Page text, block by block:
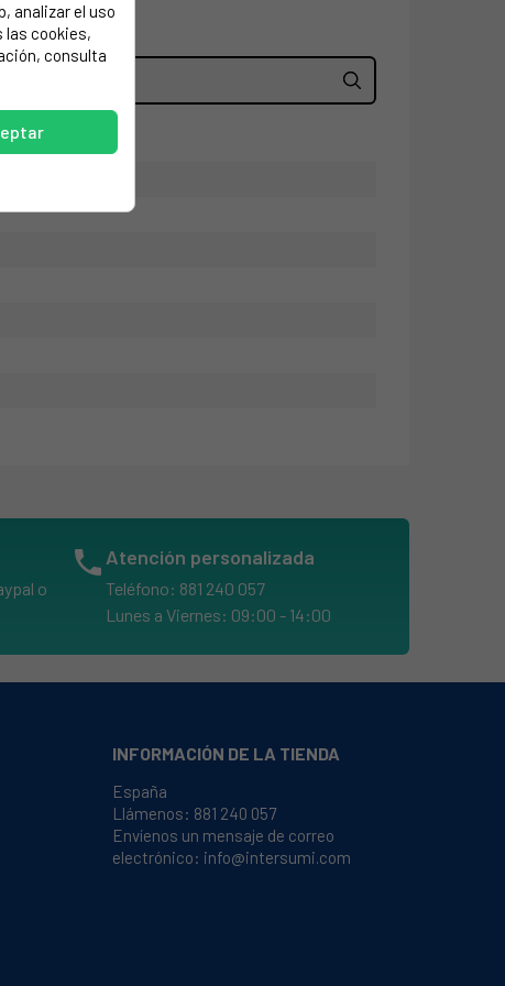
o
phone Atención personalizada
Teléfono: 881 240 057
Lunes a Viernes: 09:00 - 14:00
INFORMACIÓN DE LA TIENDA
España
Llámenos: 881 240 057
Envíenos un mensaje de correo
electrónico: info@intersumi.com
analizar el uso
las cookies,
consulta